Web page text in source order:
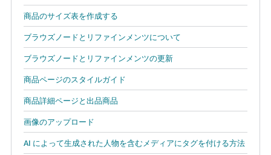
商品のサイズ表を作成する
ブラウズノードとリファインメンツについて
ブラウズノードとリファインメンツの更新
商品ページのスタイルガイド
商品詳細ページと出品商品
画像のアップロード
AI によって生成された人物を含むメディアにタグを付ける方法